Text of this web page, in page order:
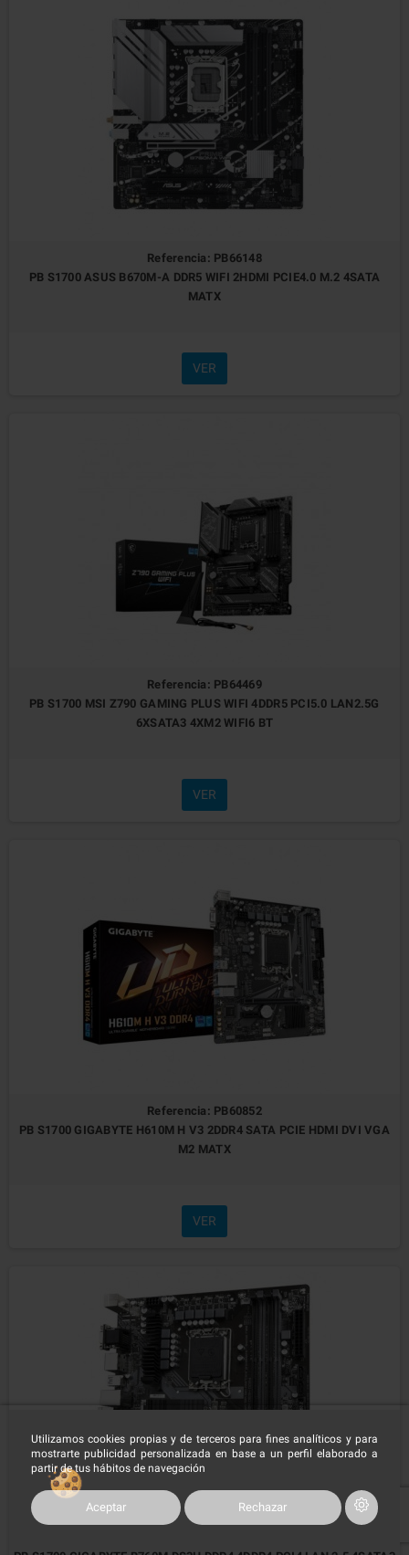
Utilizamos cookies propias y de terceros para fines analíticos y para
mostrarte publicidad personalizada en base a un perfil elaborado a
partir de tus hábitos de navegación
Aceptar Rechazar
Referencia: PB66148
PB S1700 ASUS B670M-A DDR5 WIFI 2HDMI PCIE4.0 M.2 4SATA
MATX
VER
Referencia: PB64469
PB S1700 MSI Z790 GAMING PLUS WIFI 4DDR5 PCI5.0 LAN2.5G
6XSATA3 4XM2 WIFI6 BT
VER
Referencia: PB60852
PB S1700 GIGABYTE H610M H V3 2DDR4 SATA PCIE HDMI DVI VGA
M2 MATX
VER